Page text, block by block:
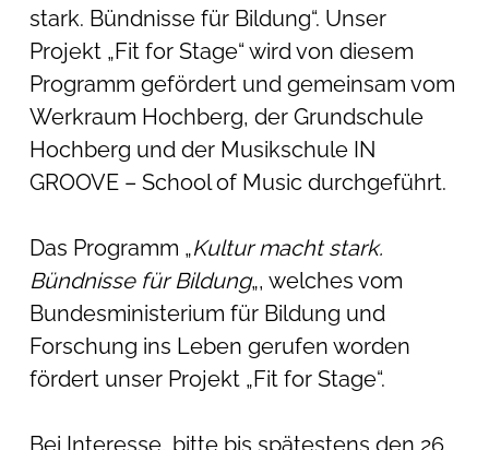
stark. Bündnisse für Bildung“. Unser
Projekt „Fit for Stage“ wird von diesem
Programm gefördert und gemeinsam vom
Werkraum Hochberg, der Grundschule
Hochberg und der Musikschule IN
GROOVE – School of Music durchgeführt.
Das Programm „Kultur macht stark.
Bündnisse für Bildung„, welches vom
Bundesministerium für Bildung und
Forschung ins Leben gerufen worden
fördert unser Projekt „Fit for Stage“.
Bei Interesse, bitte bis spätestens den 26.